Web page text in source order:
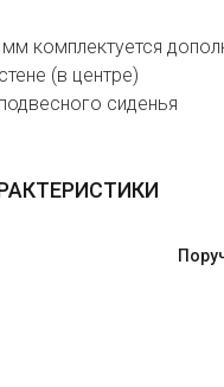
комплектуется
(в центре)
сиденья